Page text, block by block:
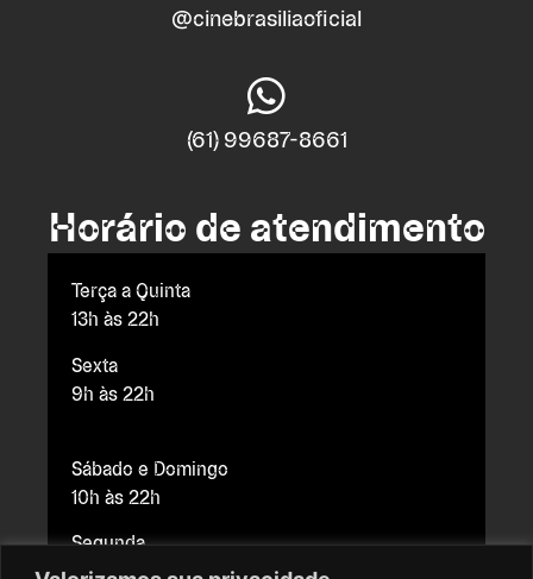
@cinebrasiliaoficial
(61) 99687-8661
Horário de atendimento
Terça a Quinta
13h às 22h
Sexta
9h às 22h
Sábado e Domingo
10h às 22h
Segunda
Fechado para manutenção